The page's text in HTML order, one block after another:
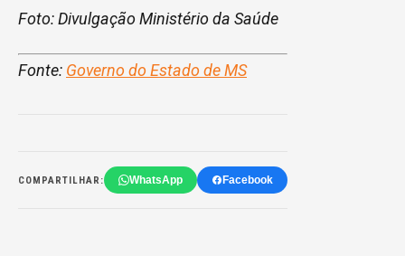
Foto: Divulgação Ministério da Saúde
Fonte: Governo do Estado de MS
COMPARTILHAR: WhatsApp Facebook